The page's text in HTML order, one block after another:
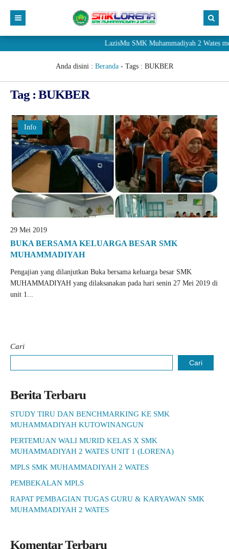
LazisMu SMK Muhammadiyah 2 Wates
Anda disini : Beranda - Tags : BUKBER
Tag : BUKBER
Info
29 Mei 2019
BUKA BERSAMA KELUARGA BESAR SMK
MUHAMMADIYAH
Pengajian yang dilanjutkan Buka bersama keluarga besar SMK
MUHAMMADIYAH yang dilaksanakan pada hari senin 27 Mei 2019 di
unit 1...
Cari
Cari
Berita Terbaru
STUDY TIRU DAN BENCHMARKING KE SMK
MUHAMMADIYAH KUTOWINANGUN
PERTEMUAN WALI MURID KELAS X SMK
MUHAMMADIYAH 2 WATES UNIT 1 (LORENA)
MPLS SMK MUHAMMADIYAH 2 WATES
PEMBEKALAN MPLS
RAPAT PEMBAGIAN TUGAS GURU & KARYAWAN SMK
MUHAMMADIYAH 2 WATES
Komentar Terbaru